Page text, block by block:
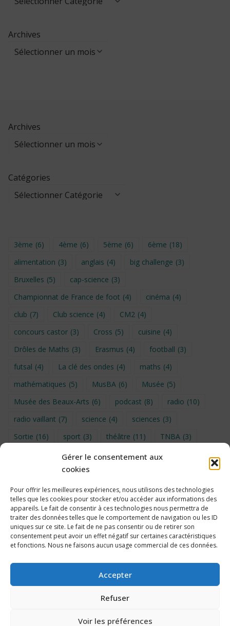
Gérer le consentement aux
cookies
Pour offrir les meilleures expériences, nous utilisons des technologies
telles que les cookies pour stocker et/ou accéder aux informations des
appareils. Le fait de consentir à ces technologies nous permettra de
traiter des données telles que le comportement de navigation ou les ID
uniques sur ce site. Le fait de ne pas consentir ou de retirer son
consentement peut avoir un effet négatif sur certaines caractéristiques
et fonctions. Nous ne faisons aucun usage commercial de ces données.
Accepter
Refuser
Voir les préférences
Archives
Archives
Catégories
3ème (6) 4ème (6) 5ème (6) 6ème (18)
alimentation (3) anglais (4) big challenge (3)
Bruxelles (5) cap-science (3)
Championnat de France de foot (4) cinéma (4)
club (7) Club science (4) CM2 (4)
concours castor (3) Cross (5) cuisine (4)
Drôles de Maths (3) Erasmus (4) football (3)
futsal (4) La clé des ondes (4) maths (4)
mathématiques (5) MusBA (6) Musée (5)
Musée des Beaux-Arts (6) podcast (8) radio (10)
radio vaillant (7) science (4) sciences (3)
Sortie (16) sport (3) théâtre (11) TNBA (3)
UNSS (9) upe2a (7) vidéo
Voyage en provence 2026
Voyage à Bruxelles 2024 (4) Wahid Chakib (4)
éco-délégués (7)
Politique de cookies